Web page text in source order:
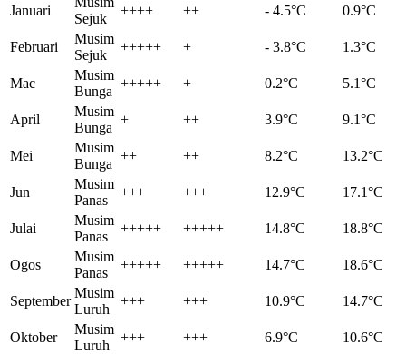
Januari
Sejuk
++++ ++ - 4.5°C 0.9°C
Februari
Musim
Sejuk
+++++ + - 3.8°C 1.3°C
Mac
Musim
Bunga
+++++ + 0.2°C 5.1°C
April
Musim
Bunga
+ ++ 3.9°C 9.1°C
Mei
Musim
Bunga
++ ++ 8.2°C 13.2°C
Jun
Musim
Panas
+++ +++ 12.9°C 17.1°C
Julai
Musim
Panas
+++++ +++++ 14.8°C 18.8°C
Ogos
Musim
Panas
+++++ +++++ 14.7°C 18.6°C
September
Musim
Luruh
+++ +++ 10.9°C 14.7°C
Oktober
Musim
Luruh
+++ +++ 6.9°C 10.6°C